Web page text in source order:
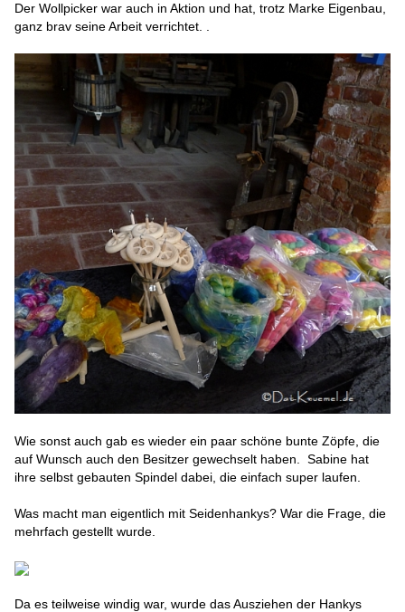
Der Wollpicker war auch in Aktion und hat, trotz Marke Eigenbau,
ganz brav seine Arbeit verrichtet. .
Wie sonst auch gab es wieder ein paar schöne bunte Zöpfe, die
auf Wunsch auch den Besitzer gewechselt haben. Sabine hat
ihre selbst gebauten Spindel dabei, die einfach super laufen.
Was macht man eigentlich mit Seidenhankys? War die Frage, die
mehrfach gestellt wurde.
Da es teilweise windig war, wurde das Ausziehen der Hankys